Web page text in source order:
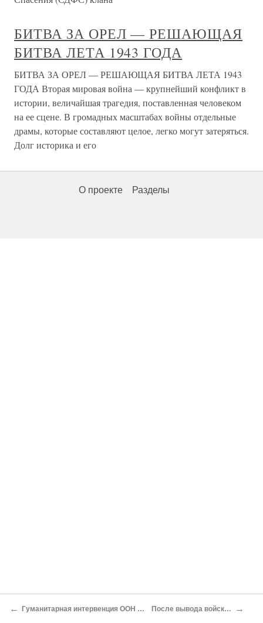
БИТВА ЗА ОРЕЛ — РЕШАЮЩАЯ
БИТВА ЛЕТА 1943 ГОДА
БИТВА ЗА ОРЕЛ — РЕШАЮЩАЯ БИТВА ЛЕТА 1943
ГОДА Вторая мировая война — крупнейший конфликт в
истории, величайшая трагедия, поставленная человеком
на ее сцене. В громадных масштабах войны отдельные
драмы, которые составляют целое, легко могут затеряться.
Долг историка и его
О проекте Разделы
← Гуманитарная интервенция ООН и США После вывода войск ООН →